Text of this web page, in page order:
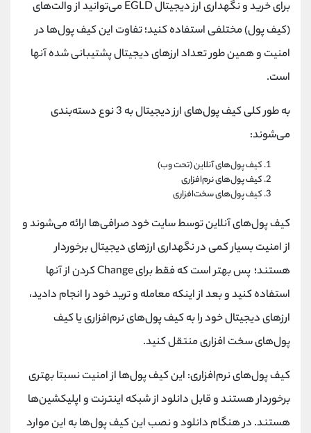
برای خرید و نگهداری ارز دیجیتال EGLD می‌توانید از والت‌های
(کیف پول‌) مختلفی استفاده کنید؛ تفاوت این کیف پول‌ها در
امنیت و همین طور تعداد ارزهای دیجیتال پشتیبانی شده آنها
است.
به طور کلی کیف پول‌های ارز دیجیتال به 3 نوع دسته‌بندی
می‌شوند:
کیف پول‌های آنلاین (تحت وب)
کیف پول‌های نرم‌افزاری
کیف پول‌های سخت‌افزاری
کیف پول‌های آنلاین توسط سایت خود صرافی‌ها ارائه می‌شوند و
از امنیت بسیار کمی در نگهداری ارزهای دیجیتال برخوردار
هستند؛ پس بهتر است که فقط برای Change کردن از آنها
استفاده کنید و بعد از اینکه معامله و ترید خود را انجام دادید،
ارزهای دیجیتال خود را به کیف پول‌های نرم‌افزاری یا کیف
پول‌های سخت افزاری منتقل کنید.
کیف پول‌های نرم‌افزاری: این کیف پول‌ها از امنیت نسبتا بهتری
برخوردار هستند و قابل دانلود از شبکه اینترنت و اپلیکشین‌ها
هستند. در هنگام دانلود و نصب این کیف پول‌ها به این موارد